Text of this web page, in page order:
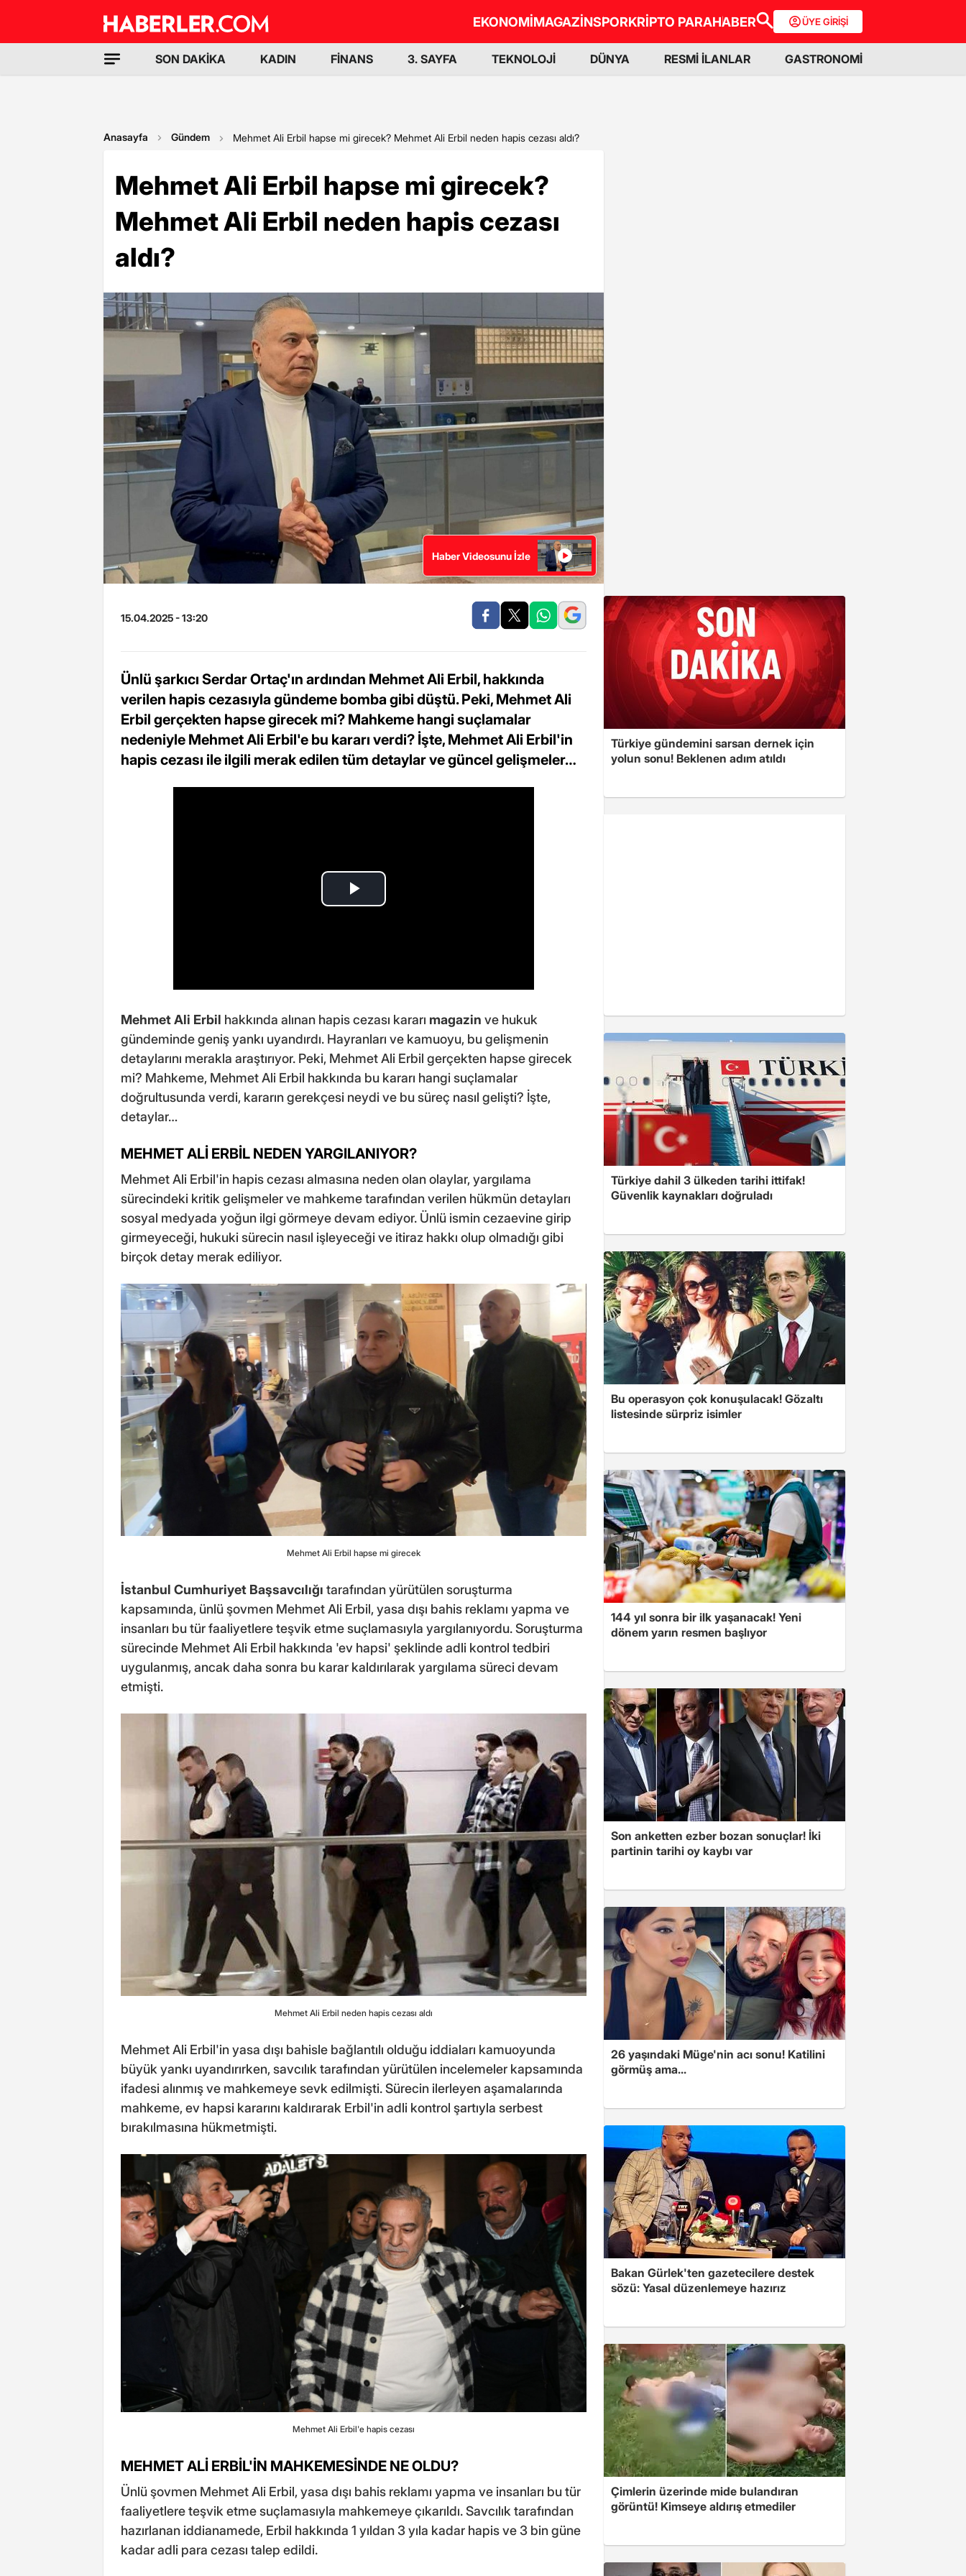
EKONOMİMAGAZİNSPORKRİPTO PARAHABER ÜYE GİRİŞİ
SON DAKİKA KADIN FİNANS 3. SAYFA TEKNOLOJİ DÜNYA RESMİ İLANLAR GASTRONOMİ
Anasayfa Gündem Mehmet Ali Erbil hapse mi girecek? Mehmet Ali Erbil neden hapis cezası aldı?
Mehmet Ali Erbil hapse mi girecek?
Mehmet Ali Erbil neden hapis cezası
aldı?
Haber Videosunu İzle
15.04.2025 - 13:20
Ünlü şarkıcı Serdar Ortaç'ın ardından Mehmet Ali Erbil, hakkında
verilen hapis cezasıyla gündeme bomba gibi düştü. Peki, Mehmet Ali
Erbil gerçekten hapse girecek mi? Mahkeme hangi suçlamalar
nedeniyle Mehmet Ali Erbil'e bu kararı verdi? İşte, Mehmet Ali Erbil'in
hapis cezası ile ilgili merak edilen tüm detaylar ve güncel gelişmeler…
Mehmet Ali Erbil hakkında alınan hapis cezası kararı magazin ve hukuk
gündeminde geniş yankı uyandırdı. Hayranları ve kamuoyu, bu gelişmenin
detaylarını merakla araştırıyor. Peki, Mehmet Ali Erbil gerçekten hapse girecek
mi? Mahkeme, Mehmet Ali Erbil hakkında bu kararı hangi suçlamalar
doğrultusunda verdi, kararın gerekçesi neydi ve bu süreç nasıl gelişti? İşte,
detaylar…
MEHMET ALİ ERBİL NEDEN YARGILANIYOR?
Mehmet Ali Erbil'in hapis cezası almasına neden olan olaylar, yargılama
sürecindeki kritik gelişmeler ve mahkeme tarafından verilen hükmün detayları
sosyal medyada yoğun ilgi görmeye devam ediyor. Ünlü ismin cezaevine girip
girmeyeceği, hukuki sürecin nasıl işleyeceği ve itiraz hakkı olup olmadığı gibi
birçok detay merak ediliyor.
Mehmet Ali Erbil hapse mi girecek
İstanbul Cumhuriyet Başsavcılığı tarafından yürütülen soruşturma
kapsamında, ünlü şovmen Mehmet Ali Erbil, yasa dışı bahis reklamı yapma ve
insanları bu tür faaliyetlere teşvik etme suçlamasıyla yargılanıyordu. Soruşturma
sürecinde Mehmet Ali Erbil hakkında 'ev hapsi' şeklinde adli kontrol tedbiri
uygulanmış, ancak daha sonra bu karar kaldırılarak yargılama süreci devam
etmişti.
Mehmet Ali Erbil neden hapis cezası aldı
Mehmet Ali Erbil'in yasa dışı bahisle bağlantılı olduğu iddiaları kamuoyunda
büyük yankı uyandırırken, savcılık tarafından yürütülen incelemeler kapsamında
ifadesi alınmış ve mahkemeye sevk edilmişti. Sürecin ilerleyen aşamalarında
mahkeme, ev hapsi kararını kaldırarak Erbil'in adli kontrol şartıyla serbest
bırakılmasına hükmetmişti.
Mehmet Ali Erbil'e hapis cezası
MEHMET ALİ ERBİL'İN MAHKEMESİNDE NE OLDU?
Ünlü şovmen Mehmet Ali Erbil, yasa dışı bahis reklamı yapma ve insanları bu tür
faaliyetlere teşvik etme suçlamasıyla mahkemeye çıkarıldı. Savcılık tarafından
hazırlanan iddianamede, Erbil hakkında 1 yıldan 3 yıla kadar hapis ve 3 bin güne
kadar adli para cezası talep edildi.
Türkiye gündemini sarsan dernek için
yolun sonu! Beklenen adım atıldı
Türkiye dahil 3 ülkeden tarihi ittifak!
Güvenlik kaynakları doğruladı
Bu operasyon çok konuşulacak! Gözaltı
listesinde sürpriz isimler
144 yıl sonra bir ilk yaşanacak! Yeni
dönem yarın resmen başlıyor
Son anketten ezber bozan sonuçlar! İki
partinin tarihi oy kaybı var
26 yaşındaki Müge'nin acı sonu! Katilini
görmüş ama...
Bakan Gürlek'ten gazetecilere destek
sözü: Yasal düzenlemeye hazırız
Çimlerin üzerinde mide bulandıran
görüntü! Kimseye aldırış etmediler